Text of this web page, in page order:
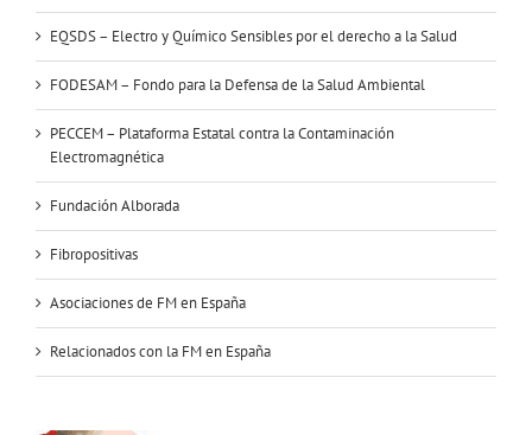
EQSDS – Electro y Químico Sensibles por el derecho a la Salud
FODESAM – Fondo para la Defensa de la Salud Ambiental
PECCEM – Plataforma Estatal contra la Contaminación
Electromagnética
Fundación Alborada
Fibropositivas
Asociaciones de FM en España
Relacionados con la FM en España